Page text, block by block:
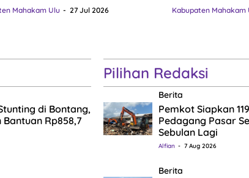
Mahakam Ulu 27 Jul 2026 Kabupaten Mahakam
di Bontang,
Rp858,7
Pilihan Redaksi
Berita
Pemkot Siapkan
Pedagang Pasar
Sebulan Lagi
Alfian 7 Aug 2026
Berita